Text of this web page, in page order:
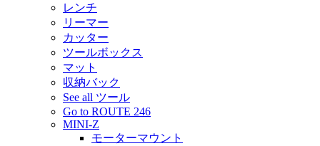
レンチ
リーマー
カッター
ツールボックス
マット
収納バック
See all ツール
Go to ROUTE 246
MINI-Z
モーターマウント